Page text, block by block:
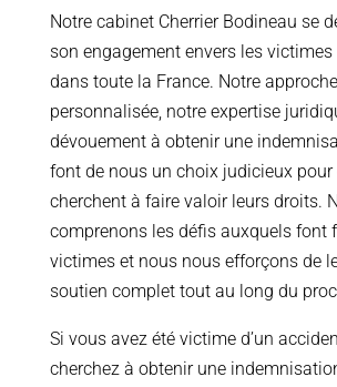
Notre cabinet Cherrier Bodineau se
son engagement envers les victimes
dans toute la France. Notre approche
personnalisée, notre expertise
dévouement à obtenir une
font de nous un choix judicieux pour
cherchent à faire valoir leurs droits.
comprenons les défis auxquels font
victimes et nous nous efforçons de
soutien complet tout au long du
Si vous avez été victime d’un
cherchez à obtenir une